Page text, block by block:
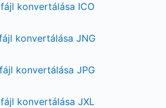
konvertálása ICO
konvertálása JNG
konvertálása JPG
konvertálása JXL